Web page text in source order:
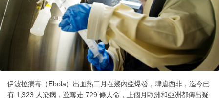
伊波拉病毒（Ebola）出血熱二月在幾內亞爆發，肆虐西非，迄今已
有 1,323 人染病，並奪走 729 條人命，上個月歐洲和亞洲都傳出疑